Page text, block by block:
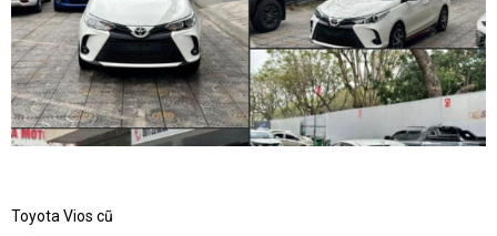
Toyota Vios cũ